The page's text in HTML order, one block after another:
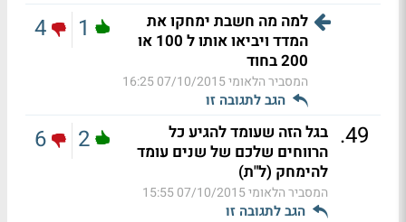
למה מה חשבת ימחקו את
המדד ויביאו אותו ל 100 או
200 בחוד
המסביר הלאומי07/10/2015 16:25
הגב לתגובה זו
1
4
49
. בגל הזה שעומד להגיע כל
הרווחים שלכם של שנים עומד
להימחק (ל"ת)
המסביר הלאומי07/10/2015 15:55
הגב לתגובה זו
2
6